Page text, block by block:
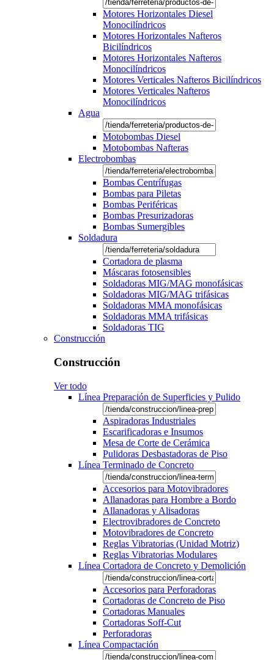
Motores Horizontales Diesel
Monocilíndricos
Motores Horizontales Nafteros
Bicilíndricos
Motores Horizontales Nafteros
Monocilíndricos
Motores Verticales Nafteros Bicilíndricos
Motores Verticales Nafteros
Monocilíndricos
Agua
Motobombas Diesel
Motobombas Nafteras
Electrobombas
Bombas Centrífugas
Bombas para Piletas
Bombas Periféricas
Bombas Presurizadoras
Bombas Sumergibles
Soldadura
Cortadora de plasma
Máscaras fotosensibles
Soldadoras MIG/MAG monofásicas
Soldadoras MIG/MAG trifásicas
Soldadoras MMA monofásicas
Soldadoras MMA trifásicas
Soldadoras TIG
Construcción
Construcción
Ver todo
Línea Preparación de Superficies y Pulido
Aspiradoras Industriales
Escarificadoras e Insumos
Mesa de Corte de Cerámica
Pulidoras Desbastadoras de Piso
Línea Terminado de Concreto
Accesorios para Motovibradores
Allanadoras para Hombre a Bordo
Allanadoras y Alisadoras
Electrovibradores de Concreto
Motovibradores de Concreto
Reglas Vibratorias (Unidad Motriz)
Reglas Vibratorias Modulares
Línea Cortadora de Concreto y Demolición
Accesorios para Perforadoras
Cortadoras de Concreto de Piso
Cortadoras Manuales
Cortadoras Soff-Cut
Perforadoras
Línea Compactación